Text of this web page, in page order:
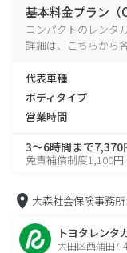
基本料金プラン（
コンパクトのレンタ
詳細は、こちらから
代表車種
ボディタイプ
営業時間
3～6時間まで7,370
免責補償制度1,100円
大森社会保険事務所
トヨタレンタ
大田区西蒲田7-